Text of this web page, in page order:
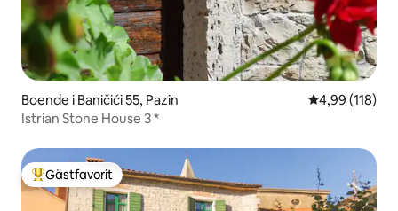
Boende i Baničići 55, Pazin 4,99 av 5 i
4,99 (118)
Istrian Stone House 3 *
Populär gästfavorit
Gästfavorit